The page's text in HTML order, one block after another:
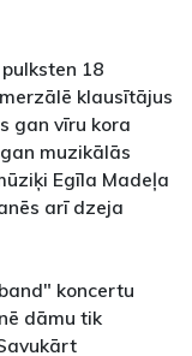
18
klausītājus
gan vīru kora
muzikālās
Egīla Madeļa
arī dzeja
koncertu
dāmu tik